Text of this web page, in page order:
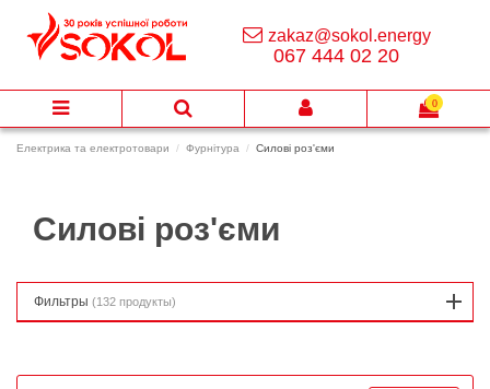
Електрика та електротовари Фурнітура Силові роз'єми
Силові роз'єми
Фильтры (132 продукты)
zakaz@sokol.energy
067 444 02 20
0